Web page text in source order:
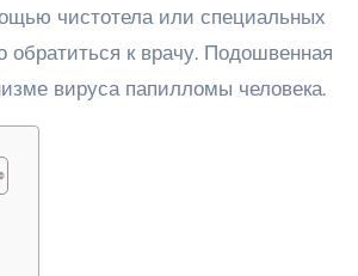
чистотела или специальных
к врачу. Подошвенная
вируса папилломы человека.